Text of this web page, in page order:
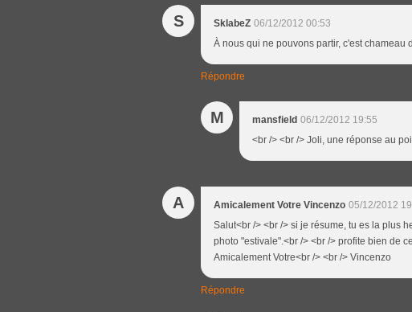
S SklabeZ 06/12/2012 00:53
À nous qui ne pouvons partir, c'est chameau
Répondre
M mansfield 06/12/2012 19:55
<br /> <br /> Joli, une réponse au
A Amicalement Votre Vincenzo 05/12/2012
Salut<br /> <br /> si je résume, tu es la plus
photo "estivale".<br /> <br /> profite bien de
Amicalement Votre<br /> <br /> Vincenzo
Répondre